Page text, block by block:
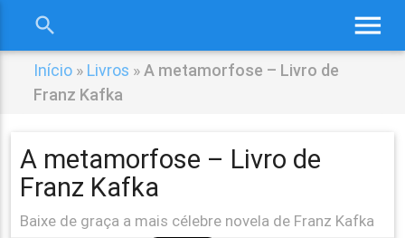
menu
search
Início » Livros »A metamorfose – Livro de
Franz Kafka
A metamorfose – Livro de
Franz Kafka
Baixe de graça a mais célebre novela de Franz Kafka